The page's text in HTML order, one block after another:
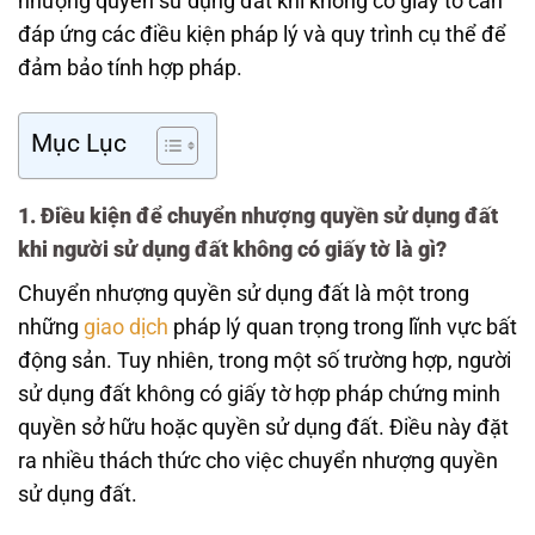
đáp ứng các điều kiện pháp lý và quy trình cụ thể để
đảm bảo tính hợp pháp.
Mục Lục
1. Điều kiện để chuyển nhượng quyền sử dụng đất
khi người sử dụng đất không có giấy tờ là gì?
Chuyển nhượng quyền sử dụng đất là một trong
những giao dịch pháp lý quan trọng trong lĩnh vực bất
động sản. Tuy nhiên, trong một số trường hợp, người
sử dụng đất không có giấy tờ hợp pháp chứng minh
quyền sở hữu hoặc quyền sử dụng đất. Điều này đặt
ra nhiều thách thức cho việc chuyển nhượng quyền
sử dụng đất.